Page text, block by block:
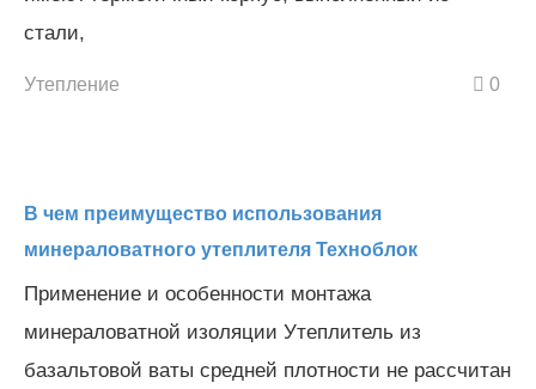
стали,
Утепление 0
В чем преимущество использования
минераловатного утеплителя Техноблок
Применение и особенности монтажа
минераловатной изоляции Утеплитель из
базальтовой ваты средней плотности не рассчитан